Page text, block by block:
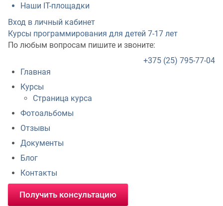
Наши IT-площадки
Вход в личный кабинет
Курсы программирования для детей 7-17 лет
По любым вопросам пишите и звоните:
+375 (25) 795-77-04
Главная
Курсы
Страница курса
Фотоальбомы
Отзывы
Документы
Блог
Контакты
Получить консультацию